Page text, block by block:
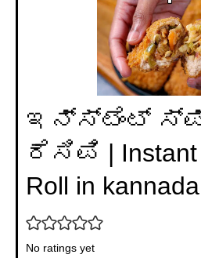
ಇನ್ಸ್ಟೆಂಟ್
ರೆಸಿಪಿ | Instant
Roll in kannada
No ratings yet